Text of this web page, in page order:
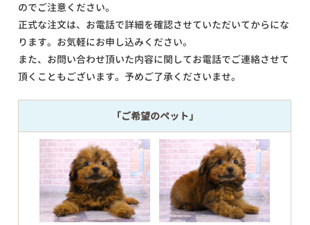
のでご注意ください。
正式な注文は、お電話で詳細を確認させていただいてからにな
ります。お気軽にお申し込みください。
また、お問い合わせ頂いた内容に関してお電話でご連絡させて
頂くこともございます。予めご了承くださいませ。
「ご希望のペット」